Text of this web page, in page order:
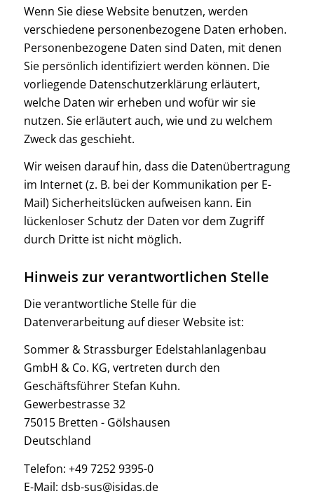
Wenn Sie diese Website benutzen, werden
verschiedene personenbezogene Daten erhoben.
Personenbezogene Daten sind Daten, mit denen
Sie persönlich identifiziert werden können. Die
vorliegende Datenschutzerklärung erläutert,
welche Daten wir erheben und wofür wir sie
nutzen. Sie erläutert auch, wie und zu welchem
Zweck das geschieht.
Wir weisen darauf hin, dass die Datenübertragung
im Internet (z. B. bei der Kommunikation per E-
Mail) Sicherheitslücken aufweisen kann. Ein
lückenloser Schutz der Daten vor dem Zugriff
durch Dritte ist nicht möglich.
Hinweis zur verantwortlichen Stelle
Die verantwortliche Stelle für die
Datenverarbeitung auf dieser Website ist:
Sommer & Strassburger Edelstahlanlagenbau
GmbH & Co. KG, vertreten durch den
Geschäftsführer Stefan Kuhn.
Gewerbestrasse 32
75015 Bretten - Gölshausen
Deutschland
Telefon: +49 7252 9395-0
E-Mail: dsb-sus@isidas.de